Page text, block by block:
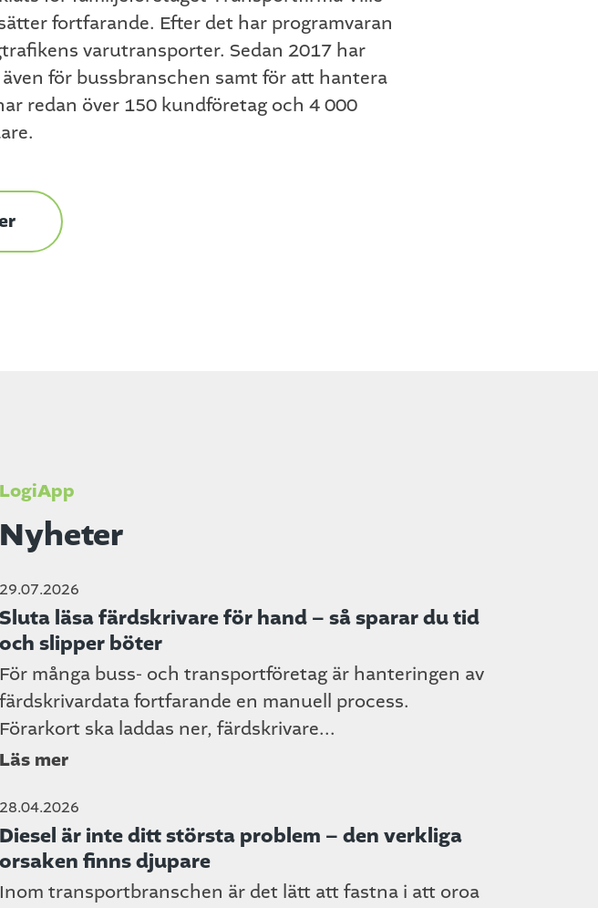
fortfarande. Efter det har programvaran
varutransporter. Sedan 2017 har
för bussbranschen samt för att hantera
redan över 150 kundföretag och 4 000
LogiApp
Nyheter
29.07.2026
Sluta läsa färdskrivare för hand – så sparar du tid
och slipper böter
För många buss- och transportföretag är hanteringen av
färdskrivardata fortfarande en manuell process.
Förarkort ska laddas ner, färdskrivare...
Läs mer
28.04.2026
Diesel är inte ditt största problem – den verkliga
orsaken finns djupare
Inom transportbranschen är det lätt att fastna i att oroa